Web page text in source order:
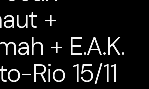
+
+ E.A.K.
Rio 15/11